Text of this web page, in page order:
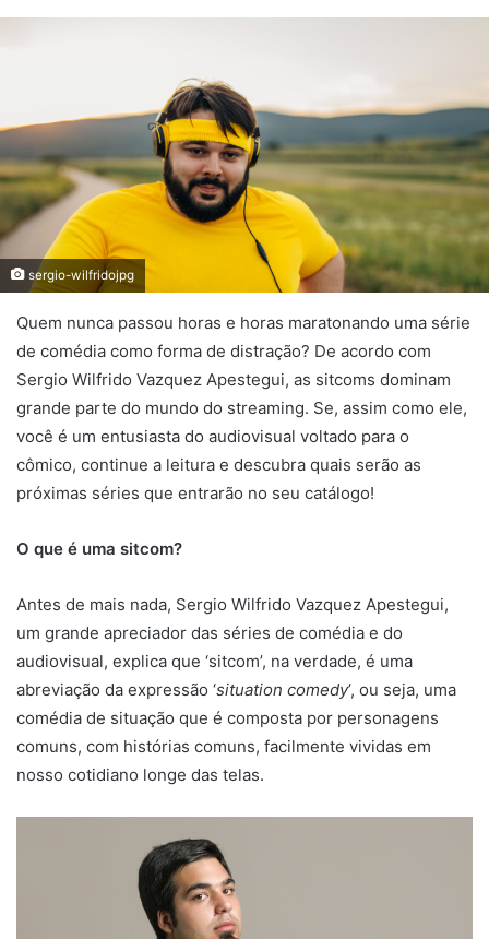
sergio-wilfridojpg
Quem nunca passou horas e horas maratonando uma série
de comédia como forma de distração? De acordo com
Sergio Wilfrido Vazquez Apestegui, as sitcoms dominam
grande parte do mundo do streaming. Se, assim como ele,
você é um entusiasta do audiovisual voltado para o
cômico, continue a leitura e descubra quais serão as
próximas séries que entrarão no seu catálogo!
O que é uma sitcom?
Antes de mais nada, Sergio Wilfrido Vazquez Apestegui,
um grande apreciador das séries de comédia e do
audiovisual, explica que ‘sitcom’, na verdade, é uma
abreviação da expressão ‘situation comedy’, ou seja, uma
comédia de situação que é composta por personagens
comuns, com histórias comuns, facilmente vividas em
nosso cotidiano longe das telas.